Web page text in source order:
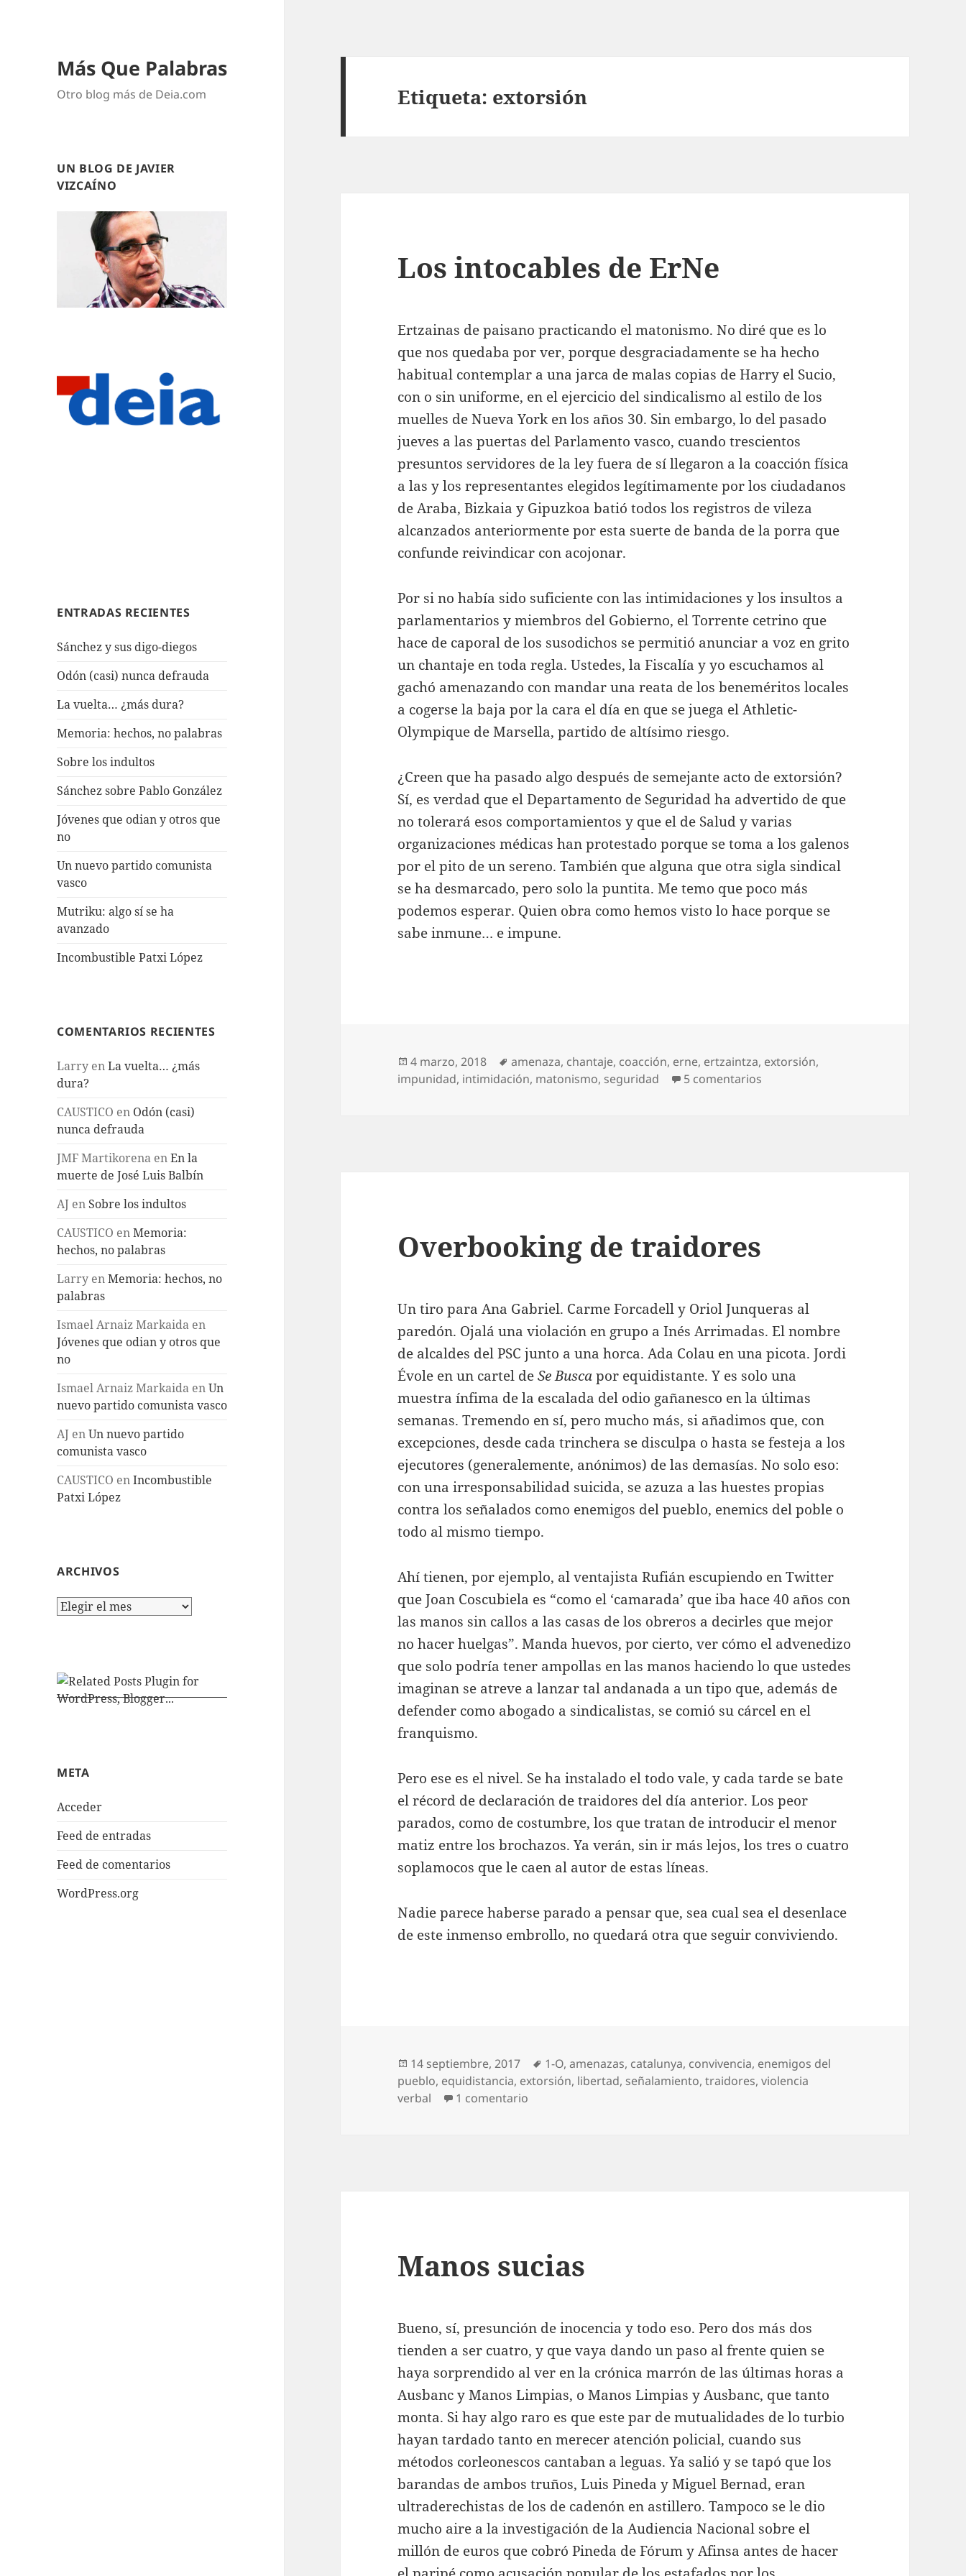
Más Que Palabras
Otro blog más de Deia.com
UN BLOG DE JAVIER
VIZCAÍNO
ENTRADAS RECIENTES
Sánchez y sus digo-diegos
Odón (casi) nunca defrauda
La vuelta… ¿más dura?
Memoria: hechos, no palabras
Sobre los indultos
Sánchez sobre Pablo González
Jóvenes que odian y otros que
no
Un nuevo partido comunista
vasco
Mutriku: algo sí se ha
avanzado
Incombustible Patxi López
COMENTARIOS RECIENTES
Larry enLa vuelta… ¿más
dura?
CAUSTICO en Odón (casi)
nunca defrauda
JMF Martikorena enEn la
muerte de José Luis Balbín
AJ en Sobre los indultos
CAUSTICO enMemoria:
hechos, no palabras
Larry enMemoria: hechos, no
palabras
Ismael Arnaiz Markaida en
Jóvenes que odian y otros que
no
Ismael Arnaiz Markaida enUn
nuevo partido comunista vasco
AJ enUn nuevo partido
comunista vasco
CAUSTICO enIncombustible
Patxi López
ARCHIVOS
Archivos
META
Acceder
Feed de entradas
Feed de comentarios
WordPress.org
Etiqueta: extorsión
Los intocables de ErNe
Ertzainas de paisano practicando el matonismo. No diré que es lo
que nos quedaba por ver, porque desgraciadamente se ha hecho
habitual contemplar a una jarca de malas copias de Harry el Sucio,
con o sin uniforme, en el ejercicio del sindicalismo al estilo de los
muelles de Nueva York en los años 30. Sin embargo, lo del pasado
jueves a las puertas del Parlamento vasco, cuando trescientos
presuntos servidores de la ley fuera de sí llegaron a la coacción física
a las y los representantes elegidos legítimamente por los ciudadanos
de Araba, Bizkaia y Gipuzkoa batió todos los registros de vileza
alcanzados anteriormente por esta suerte de banda de la porra que
confunde reivindicar con acojonar.
Por si no había sido suficiente con las intimidaciones y los insultos a
parlamentarios y miembros del Gobierno, el Torrente cetrino que
hace de caporal de los susodichos se permitió anunciar a voz en grito
un chantaje en toda regla. Ustedes, la Fiscalía y yo escuchamos al
gachó amenazando con mandar una reata de los beneméritos locales
a cogerse la baja por la cara el día en que se juega el Athletic-
Olympique de Marsella, partido de altísimo riesgo.
¿Creen que ha pasado algo después de semejante acto de extorsión?
Sí, es verdad que el Departamento de Seguridad ha advertido de que
no tolerará esos comportamientos y que el de Salud y varias
organizaciones médicas han protestado porque se toma a los galenos
por el pito de un sereno. También que alguna que otra sigla sindical
se ha desmarcado, pero solo la puntita. Me temo que poco más
podemos esperar. Quien obra como hemos visto lo hace porque se
sabe inmune… e impune.
Publicado
el
4 marzo, 2018 Etiquetas
amenaza, chantaje, coacción, erne, ertzaintza, extorsión,
impunidad, intimidación, matonismo, seguridad 5 comentarios
Overbooking de traidores
Un tiro para Ana Gabriel. Carme Forcadell y Oriol Junqueras al
paredón. Ojalá una violación en grupo a Inés Arrimadas. El nombre
de alcaldes del PSC junto a una horca. Ada Colau en una picota. Jordi
Évole en un cartel deSe Buscapor equidistante. Y es solo una
muestra ínfima de la escalada del odio gañanesco en la últimas
semanas. Tremendo en sí, pero mucho más, si añadimos que, con
excepciones, desde cada trinchera se disculpa o hasta se festeja a los
ejecutores (generalemente, anónimos) de las demasías. No solo eso:
con una irresponsabilidad suicida, se azuza a las huestes propias
contra los señalados como enemigos del pueblo, enemics del poble o
todo al mismo tiempo.
Ahí tienen, por ejemplo, al ventajista Rufián escupiendo en Twitter
que Joan Coscubiela es “como el ‘camarada’ que iba hace 40 años con
las manos sin callos a las casas de los obreros a decirles que mejor
no hacer huelgas”. Manda huevos, por cierto, ver cómo el advenedizo
que solo podría tener ampollas en las manos haciendo lo que ustedes
imaginan se atreve a lanzar tal andanada a un tipo que, además de
defender como abogado a sindicalistas, se comió su cárcel en el
franquismo.
Pero ese es el nivel. Se ha instalado el todo vale, y cada tarde se bate
el récord de declaración de traidores del día anterior. Los peor
parados, como de costumbre, los que tratan de introducir el menor
matiz entre los brochazos. Ya verán, sin ir más lejos, los tres o cuatro
soplamocos que le caen al autor de estas líneas.
Nadie parece haberse parado a pensar que, sea cual sea el desenlace
de este inmenso embrollo, no quedará otra que seguir conviviendo.
Publicado
el
14 septiembre, 2017 Etiquetas
1-O,amenazas, catalunya, convivencia, enemigos del
pueblo, equidistancia, extorsión, libertad, señalamiento,traidores,violencia
verbal
1 comentario
Manos sucias
Bueno, sí, presunción de inocencia y todo eso. Pero dos más dos
tienden a ser cuatro, y que vaya dando un paso al frente quien se
haya sorprendido al ver en la crónica marrón de las últimas horas a
Ausbanc y Manos Limpias, o Manos Limpias y Ausbanc, que tanto
monta. Si hay algo raro es que este par de mutualidades de lo turbio
hayan tardado tanto en merecer atención policial, cuando sus
métodos corleonescos cantaban a leguas. Ya salió y se tapó que los
barandas de ambos truños, Luis Pineda y Miguel Bernad, eran
ultraderechistas de los de cadenón en astillero. Tampoco se le dio
mucho aire a la investigación de la Audiencia Nacional sobre el
millón de euros que cobró Pineda de Fórum y Afinsa antes de hacer